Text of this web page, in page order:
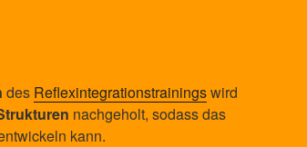
des Reflexintegrationstrainingswird
nachgeholt, sodass das
kann.